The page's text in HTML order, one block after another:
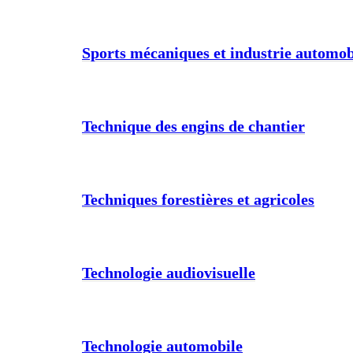
Sports mécaniques et industrie
Technique des engins de chantier
Techniques forestières et agricoles
Technologie audiovisuelle
Technologie automobile